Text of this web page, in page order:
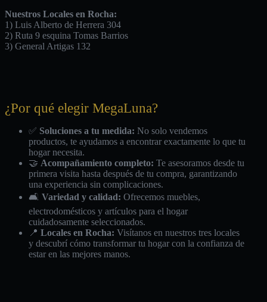
Nuestros Locales en Rocha:
1) Luis Alberto de Herrera 304
2) Ruta 9 esquina Tomas Barrios
3) General Artigas 132
¿Por qué elegir MegaLuna?
✅ Soluciones a tu medida: No solo vendemos
productos, te ayudamos a encontrar exactamente lo que tu
hogar necesita.
🤝 Acompañamiento completo: Te asesoramos desde tu
primera visita hasta después de tu compra, garantizando
una experiencia sin complicaciones.
🛋️ Variedad y calidad: Ofrecemos muebles,
electrodomésticos y artículos para el hogar
cuidadosamente seleccionados.
📍 Locales en Rocha: Visítanos en nuestros tres locales
y descubrí cómo transformar tu hogar con la confianza de
estar en las mejores manos.